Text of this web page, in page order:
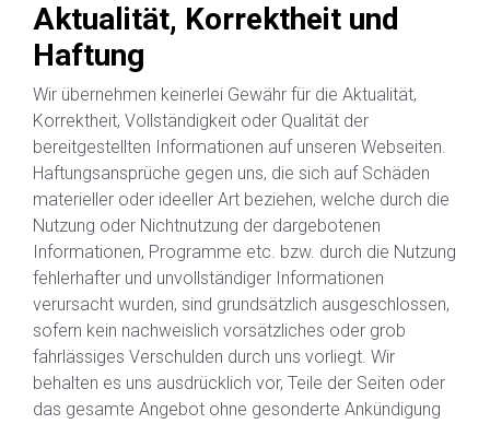
Aktualität, Korrektheit und
Haftung
Wir übernehmen keinerlei Gewähr für die Aktualität,
Korrektheit, Vollständigkeit oder Qualität der
bereitgestellten Informationen auf unseren Webseiten.
Haftungsansprüche gegen uns, die sich auf Schäden
materieller oder ideeller Art beziehen, welche durch die
Nutzung oder Nichtnutzung der dargebotenen
Informationen, Programme etc. bzw. durch die Nutzung
fehlerhafter und unvollständiger Informationen
verursacht wurden, sind grundsätzlich ausgeschlossen,
sofern kein nachweislich vorsätzliches oder grob
fahrlässiges Verschulden durch uns vorliegt. Wir
behalten es uns ausdrücklich vor, Teile der Seiten oder
das gesamte Angebot ohne gesonderte Ankündigung